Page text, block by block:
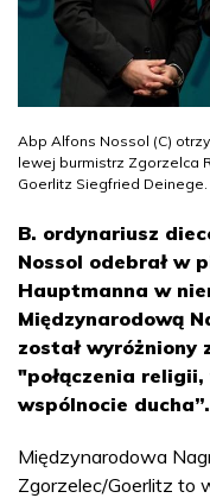
Abp Alfons Nossol (C)
lewej burmistrz Zgorzelca
Goerlitz Siegfried Deinege.
B. ordynariusz
Nossol odebrał w
Hauptmanna w
Międzynarodową
został wyróżniony
"połączenia
wspólnocie ducha”.
Międzynarodowa
Zgorzelec/Goerlitz to